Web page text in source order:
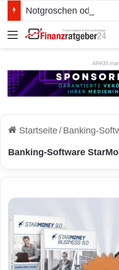
Menü
Startseite/ Banking-
Banking-Software